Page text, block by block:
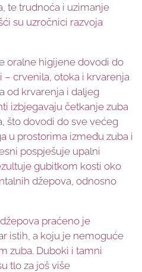
te trudnoća i uzimanje
su uzročnici razvoja
oralne higijene dovodi do
– crvenila, otoka i krvarenja
od krvarenja i daljeg
izbjegavaju četkanje zuba
što dovodi do sve većeg
u prostorima između zuba i
pospješuje upalni
gubitkom kosti oko
džepova, odnosno
praćeno je
istih, a koju je nemoguće
zuba. Duboki i tamni
tlo za još više